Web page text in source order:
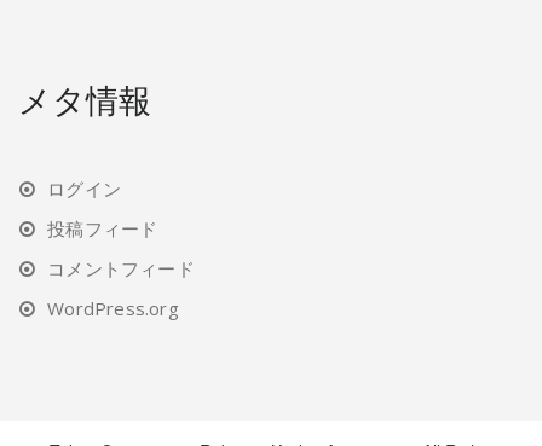
メタ情報
ログイン
投稿フィード
コメントフィード
WordPress.org